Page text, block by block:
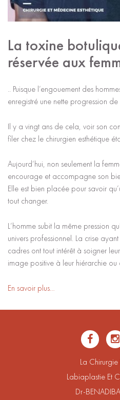
La toxine
réservée aux
.. Puisque l’engouement des
enregistré une nette progression
Il y a vingt ans de cela, voir son
filer chez le chirurgien esthétique
Aujourd’hui, non seulement la
encourage et accompagne son
Elle est bien placée pour savoir
tout changer.
L’homme subit la même pression
univers professionnel. La crise
cadres ont tout intérêt à soigner
image positive à leur hiérarchie ou
En savoir plus…
La Chirurgie
Labiaplastie Et
Dr-